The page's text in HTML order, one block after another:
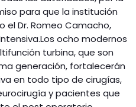
para que la institución
el Dr. Romeo Camacho,
ocho modernos
turbina, que son
generación, fortalecerán
en todo tipo de cirugías,
y pacientes que